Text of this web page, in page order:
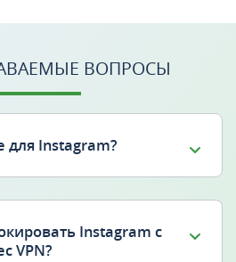
ВОПРОСЫ
для Instagram?
Instagram с
VPN?